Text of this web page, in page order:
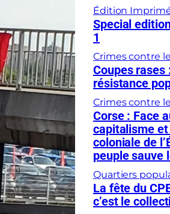
Édition
Special
1
Crimes contre
Coupes rases
résistance
Crimes contre
Corse : Face
capitalisme
coloniale de
peuple sauve
Quartiers
La fête du
c’est le